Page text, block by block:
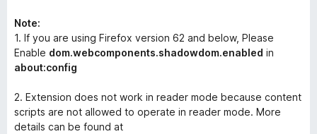
Note:
1. If you are using Firefox version 62 and below, Please
Enable dom.webcomponents.shadowdom.enabled in
about:config
2. Extension does not work in reader mode because content
scripts are not allowed to operate in reader mode. More
details can be found at